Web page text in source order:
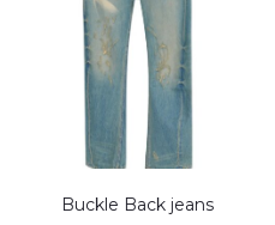
Buckle Back jeans